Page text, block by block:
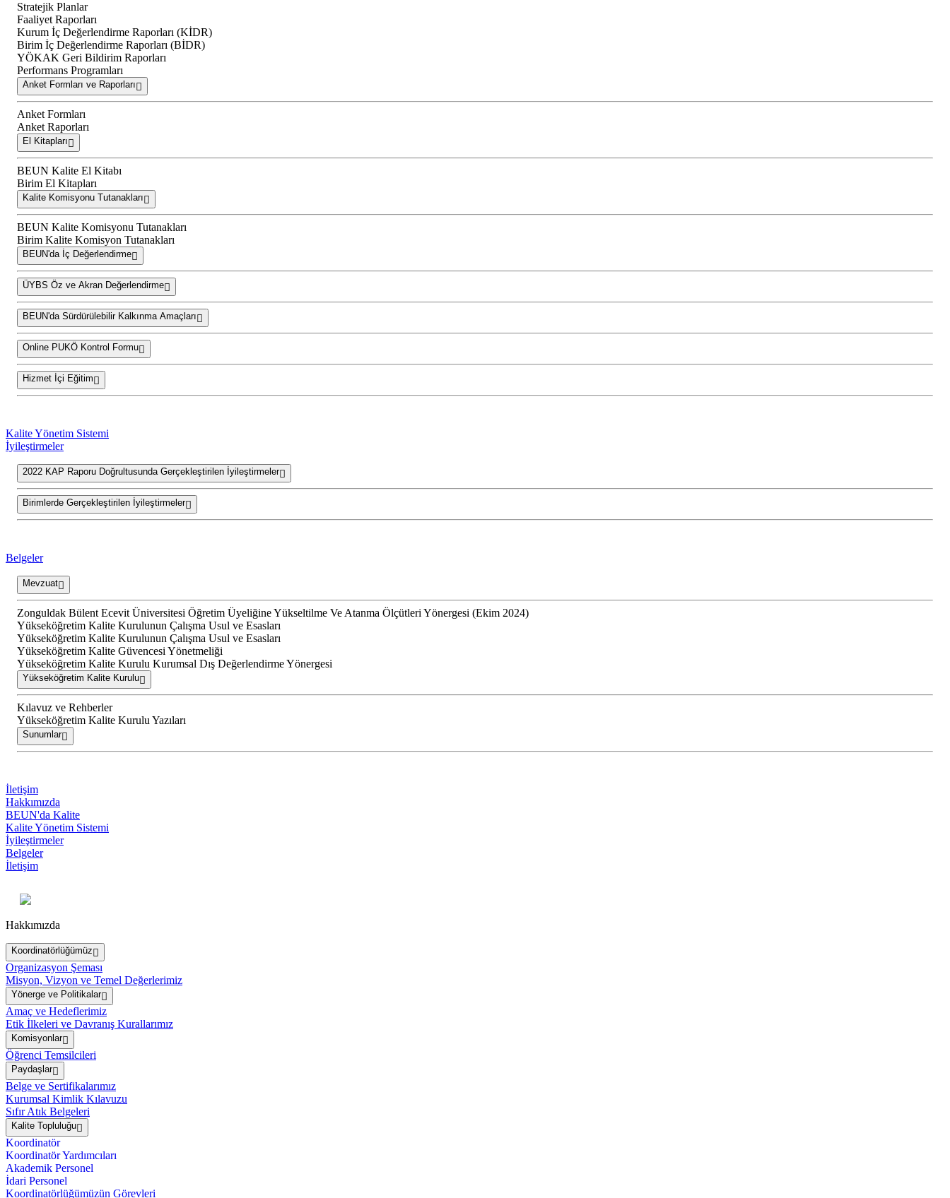
Stratejik Planlar
Faaliyet Raporları
Kurum İç Değerlendirme Raporları (KİDR)
Birim İç Değerlendirme Raporları (BİDR)
YÖKAK Geri Bildirim Raporları
Performans Programları
Anket Formları ve Raporları
Anket Formları
Anket Raporları
El Kitapları
BEUN Kalite El Kitabı
Birim El Kitapları
Kalite Komisyonu Tutanakları
BEUN Kalite Komisyonu Tutanakları
Birim Kalite Komisyon Tutanakları
BEUN'da İç Değerlendirme
ÜYBS Öz ve Akran Değerlendirme
BEUN'da Sürdürülebilir Kalkınma Amaçları
Online PUKÖ Kontrol Formu
Hizmet İçi Eğitim
Kalite Yönetim Sistemi
İyileştirmeler
2022 KAP Raporu Doğrultusunda Gerçekleştirilen İyileştirmeler
Birimlerde Gerçekleştirilen İyileştirmeler
Belgeler
Mevzuat
Zonguldak Bülent Ecevit Üniversitesi Öğretim Üyeliğine Yükseltilme Ve Atanma Ölçütleri Yönergesi (Ekim 2024)
Yükseköğretim Kalite Kurulunun Çalışma Usul ve Esasları
Yükseköğretim Kalite Kurulunun Çalışma Usul ve Esasları
Yükseköğretim Kalite Güvencesi Yönetmeliği
Yükseköğretim Kalite Kurulu Kurumsal Dış Değerlendirme Yönergesi
Yükseköğretim Kalite Kurulu
Kılavuz ve Rehberler
Yükseköğretim Kalite Kurulu Yazıları
Sunumlar
İletişim
Hakkımızda
BEUN'da Kalite
Kalite Yönetim Sistemi
İyileştirmeler
Belgeler
İletişim
Hakkımızda
Koordinatörlüğümüz
Organizasyon Şeması
Misyon, Vizyon ve Temel Değerlerimiz
Yönerge ve Politikalar
Amaç ve Hedeflerimiz
Etik İlkeleri ve Davranış Kurallarımız
Komisyonlar
Öğrenci Temsilcileri
Paydaşlar
Belge ve Sertifikalarımız
Kurumsal Kimlik Kılavuzu
Sıfır Atık Belgeleri
Kalite Topluluğu
Koordinatör
Koordinatör Yardımcıları
Akademik Personel
İdari Personel
Koordinatörlüğümüzün Görevleri